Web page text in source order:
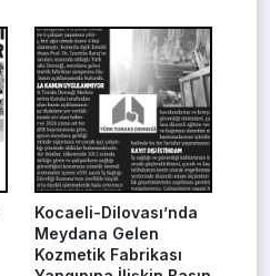
Kocaeli-Dilovası’nda
Meydana Gelen
Kozmetik Fabrikası